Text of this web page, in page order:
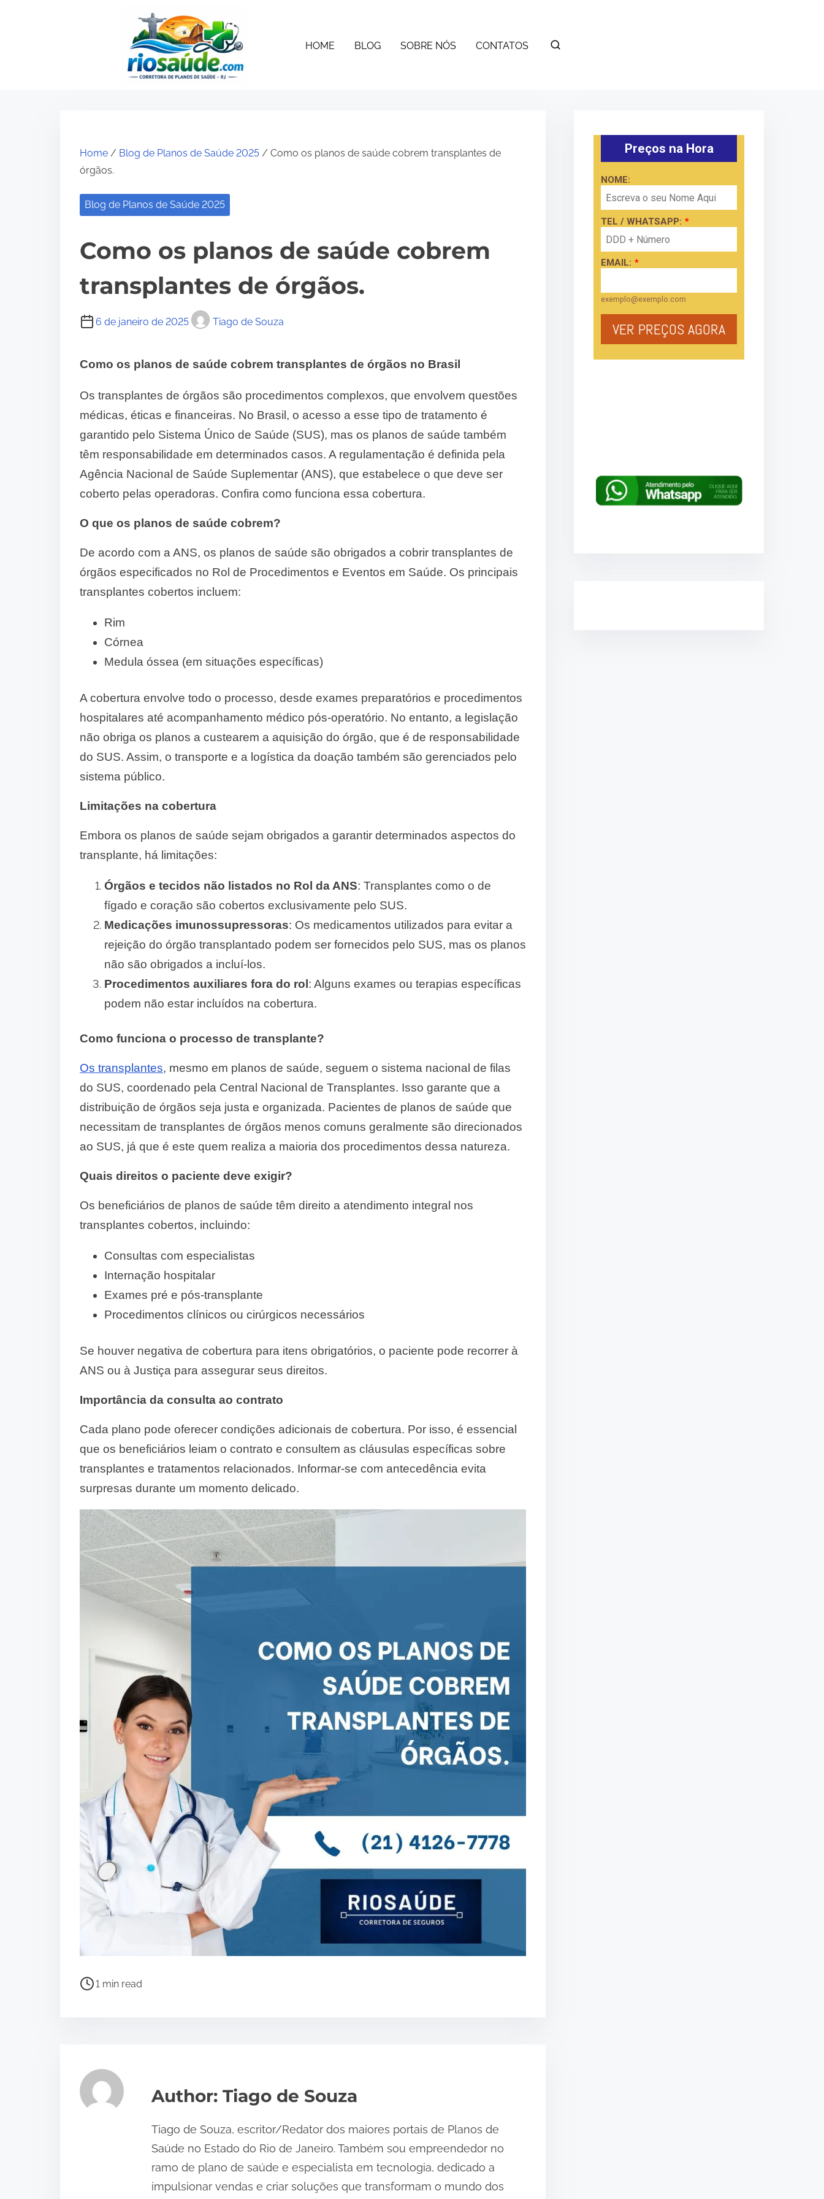
HOME BLOG SOBRE NÓS CONTATOS
Home / Blog de Planos de Saúde 2025 / Como os planos de saúde cobrem transplantes de
órgãos.
Blog de Planos de Saúde 2025
Como os planos de saúde cobrem
transplantes de órgãos.
6 de janeiro de 2025 Tiago de Souza
Como os planos de saúde cobrem transplantes de órgãos no Brasil
Os transplantes de órgãos são procedimentos complexos, que envolvem questões
médicas, éticas e financeiras. No Brasil, o acesso a esse tipo de tratamento é
garantido pelo Sistema Único de Saúde (SUS), mas os planos de saúde também
têm responsabilidade em determinados casos. A regulamentação é definida pela
Agência Nacional de Saúde Suplementar (ANS), que estabelece o que deve ser
coberto pelas operadoras. Confira como funciona essa cobertura.
O que os planos de saúde cobrem?
De acordo com a ANS, os planos de saúde são obrigados a cobrir transplantes de
órgãos especificados no Rol de Procedimentos e Eventos em Saúde. Os principais
transplantes cobertos incluem:
Rim
Córnea
Medula óssea (em situações específicas)
A cobertura envolve todo o processo, desde exames preparatórios e procedimentos
hospitalares até acompanhamento médico pós-operatório. No entanto, a legislação
não obriga os planos a custearem a aquisição do órgão, que é de responsabilidade
do SUS. Assim, o transporte e a logística da doação também são gerenciados pelo
sistema público.
Limitações na cobertura
Embora os planos de saúde sejam obrigados a garantir determinados aspectos do
transplante, há limitações:
Órgãos e tecidos não listados no Rol da ANS: Transplantes como o de
fígado e coração são cobertos exclusivamente pelo SUS.
Medicações imunossupressoras: Os medicamentos utilizados para evitar a
rejeição do órgão transplantado podem ser fornecidos pelo SUS, mas os planos
não são obrigados a incluí-los.
Procedimentos auxiliares fora do rol: Alguns exames ou terapias específicas
podem não estar incluídos na cobertura.
Como funciona o processo de transplante?
Os transplantes, mesmo em planos de saúde, seguem o sistema nacional de filas
do SUS, coordenado pela Central Nacional de Transplantes. Isso garante que a
distribuição de órgãos seja justa e organizada. Pacientes de planos de saúde que
necessitam de transplantes de órgãos menos comuns geralmente são direcionados
ao SUS, já que é este quem realiza a maioria dos procedimentos dessa natureza.
Quais direitos o paciente deve exigir?
Os beneficiários de planos de saúde têm direito a atendimento integral nos
transplantes cobertos, incluindo:
Consultas com especialistas
Internação hospitalar
Exames pré e pós-transplante
Procedimentos clínicos ou cirúrgicos necessários
Se houver negativa de cobertura para itens obrigatórios, o paciente pode recorrer à
ANS ou à Justiça para assegurar seus direitos.
Importância da consulta ao contrato
Cada plano pode oferecer condições adicionais de cobertura. Por isso, é essencial
que os beneficiários leiam o contrato e consultem as cláusulas específicas sobre
transplantes e tratamentos relacionados. Informar-se com antecedência evita
surpresas durante um momento delicado.
P
a
d
1 min read
Author: Tiago de Souza
Tiago de Souza, escritor/Redator dos maiores portais de Planos de
Saúde no Estado do Rio de Janeiro. Também sou empreendedor no
ramo de plano de saúde e especialista em tecnologia, dedicado a
impulsionar vendas e criar soluções que transformam o mundo dos